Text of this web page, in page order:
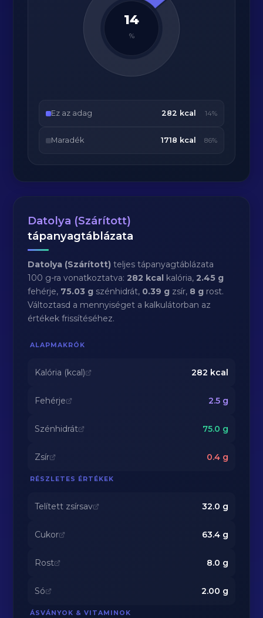
14
%
Ez az adag 282 kcal 14%
Maradék 1718 kcal 86%
Datolya (Szárított)
tápanyagtáblázata
Datolya (Szárított) teljes tápanyagtáblázata
100 g-ra vonatkoztatva:282 kcal kalória,2.45 g
fehérje, 75.03 g szénhidrát, 0.39 g zsír, 8 g rost.
Változtasd a mennyiséget a kalkulátorban az
értékek frissítéséhez.
ALAPMAKRÓK
Kalória (kcal) 282 kcal
Fehérje 2.5g
Szénhidrát 75.0 g
Zsír 0.4g
RÉSZLETES ÉRTÉKEK
Telített zsírsav 32.0 g
Cukor 63.4g
Rost 8.0 g
Só 2.00 g
ÁSVÁNYOK & VITAMINOK